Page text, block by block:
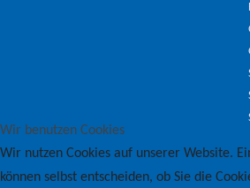
Wir benutzen Cookies
Wir nutzen Cookies auf unserer Website.
können selbst entscheiden, ob Sie die